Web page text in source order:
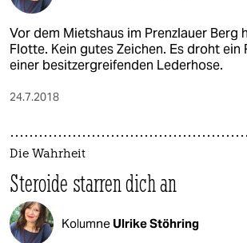
Vor dem Mietshaus im Prenzlauer Berg
Flotte. Kein gutes Zeichen. Es droht ein
einer besitzergreifenden Lederhose.
24.7.2018
Die Wahrheit
Steroide starren dich an
Kolumne Ulrike Stöhring